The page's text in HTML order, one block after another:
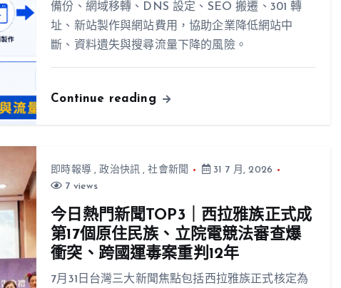
備份、網域移轉、DNS 設定、SEO 搬遷、301 轉
址、新站製作與網站費用，協助企業降低網站中
斷、資料遺失與搜尋流量下降的風險。
Continue reading
即時報導,政治快訊,社會新聞
31 7 月, 2026
7 views
今日熱門新聞TOP3｜西拉雅族正式成
第17個原住民族、立院電競法審查爆
衝突、跨國運毒案重判12年
7月31日台灣三大新聞焦點包括西拉雅族正式核定為